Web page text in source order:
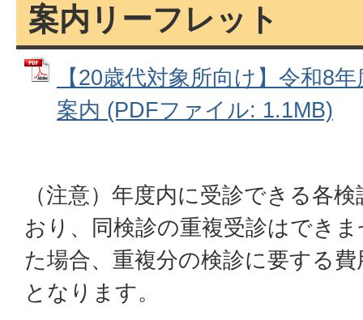
案内リーフレット
【20歳代対象所向け】令和8
案内 (PDFファイル: 1.1MB)
（注意）年度内に受診できる各
おり、同検診の重複受診はでき
た場合、重複分の検診に要する
となります。